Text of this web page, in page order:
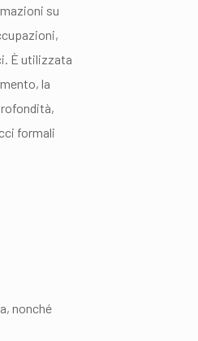
su
È utilizzata
la
formali
nonché